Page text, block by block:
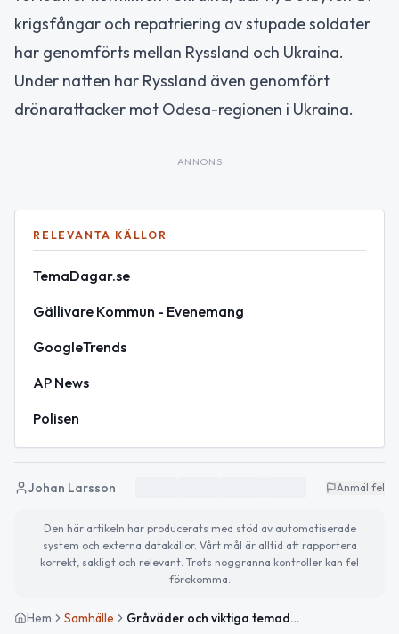
krigsfångar och repatriering av stupade soldater
har genomförts mellan Ryssland och Ukraina.
Under natten har Ryssland även genomfört
drönarattacker mot Odesa-regionen i Ukraina.
ANNONS
RELEVANTA KÄLLOR
TemaDagar.se
Gällivare Kommun - Evenemang
GoogleTrends
AP News
Polisen
Johan Larsson Anmäl fel
Den här artikeln har producerats med stöd av automatiserade
system och externa datakällor. Vårt mål är alltid att rapportera
korrekt, sakligt och relevant. Trots noggranna kontroller kan fel
förekomma.
Hem Samhälle Gråväder och viktiga temadagar – så ser söndagen ut